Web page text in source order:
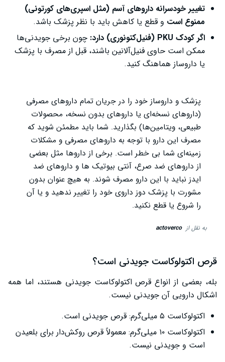
تغییر خودسرانه داروهای آسم (مثل اسپری‌های کورتونی)
ممنوع است و قطع یا کاهش باید با نظر پزشک باشد.
اگر کودک PKU (فنیل‌کتونوری) دارد: چون برخی جویدنی‌ها
ممکن است حاوی فنیل‌آلانین باشند، قبل از مصرف با پزشک
یا داروساز هماهنگ کنید.
پزشک و داروساز خود را در جریان تمام داروهای مصرفی
(داروهای نسخه‌ای یا داروهای بدون نسخه، محصولات
طبیعی، ویتامین‌ها) بگذارید. شما باید مطمئن شوید که
مصرف این دارو با توجه به داروهای مصرفی و مشکلات
زمینه‌ای شما بی خطر است. برخی از داروها مثل بعضی
از داروهای ضد صرع، آنتی بیوتیک ها و داروهای ضد
ایدز نباید با این دارو مصرف شوند. به هیچ عنوان بدون
مشورت با پزشک دوز داروی خود را تغییر ندهید و یا آن
را شروع یا قطع نکنید.
به نقل از actoverco
قرص اکتولوکاست جویدنی است؟
بله، بعضی از انواع قرص اکتولوکاست جویدنی هستند، اما همه
اشکال دارویی آن جویدنی نیست.
اکتولوکاست ۵ میلی‌گرم: قرص جویدنی است.
اکتولوکاست ۱۰ میلی‌گرم: معمولاً قرص روکش‌دار برای بلعیدن
است و جویدنی نیست.